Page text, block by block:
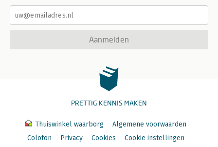
Aanmelden
PRETTIG KENNIS MAKEN
Thuiswinkel waarborg
Algemene voorwaarden
Colofon
Privacy Cookies Cookie instellingen